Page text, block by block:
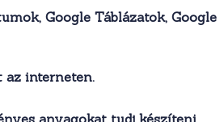
Google Táblázatok, Google
az interneten.
anyagokat tudj készíteni.